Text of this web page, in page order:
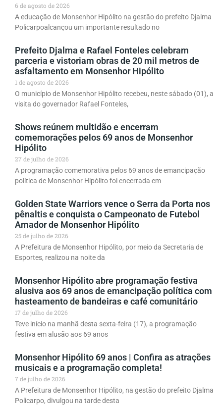
6 de agosto de 2026
A educação de Monsenhor Hipólito na gestão do prefeito Djalma
Policarpoalcançou um importante resultado no
Prefeito Djalma e Rafael Fonteles celebram
parceria e vistoriam obras de 20 mil metros de
asfaltamento em Monsenhor Hipólito
1 de agosto de 2026
O município de Monsenhor Hipólito recebeu, neste sábado (01), a
visita do governador Rafael Fonteles,
Shows reúnem multidão e encerram
comemorações pelos 69 anos de Monsenhor
Hipólito
27 de julho de 2026
A programação comemorativa pelos 69 anos de emancipação
política de Monsenhor Hipólito foi encerrada em
Golden State Warriors vence o Serra da Porta nos
pênaltis e conquista o Campeonato de Futebol
Amador de Monsenhor Hipólito
25 de julho de 2026
A Prefeitura de Monsenhor Hipólito, por meio da Secretaria de
Esportes, realizou na noite da
Monsenhor Hipólito abre programação festiva
alusiva aos 69 anos de emancipação política com
hasteamento de bandeiras e café comunitário
17 de julho de 2026
Teve início na manhã desta sexta-feira (17), a programação
festiva em alusão aos 69 anos
Monsenhor Hipólito 69 anos | Confira as atrações
musicais e a programação completa!
7 de julho de 2026
A Prefeitura de Monsenhor Hipólito, na gestão do prefeito Djalma
Policarpo, divulgou na tarde desta